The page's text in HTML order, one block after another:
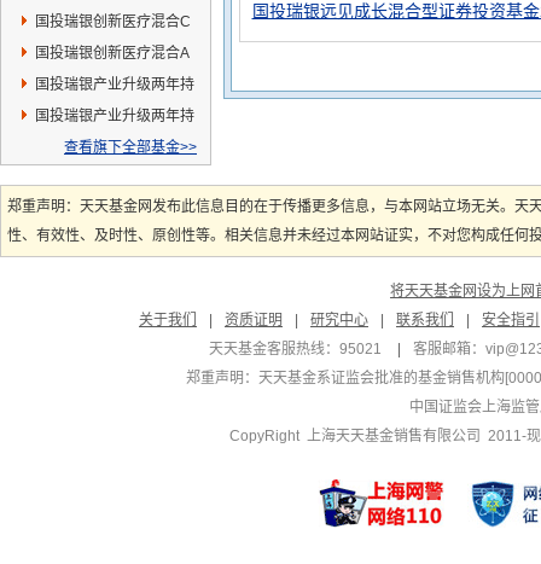
国投瑞银创新医疗混合C
国投瑞银创新医疗混合A
国投瑞银产业升级两年持
有混合C
国投瑞银产业升级两年持
有混合A查看旗下全部基金>>
国投瑞银远见成长混合型证券投资基
郑重声明：天天基金网发布此信息目的在于传播更多信息，与本网站立场无关。
性、有效性、及时性、原创性等。相关信息并未经过本网站证实，不对您构成任
将天天基金网设为上网
关于我们
资质证明 研究中心 联系我们
安全指引
天天基金客服热线：95021
客服邮箱：
郑重声明： 天天基金系证监会批准的基金销售机构
中国证监会上海监
CopyRight 上海天天基金销售有限公司 2011-